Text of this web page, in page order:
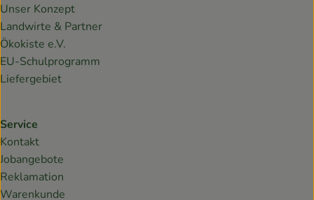
Unser Konzept
Landwirte & Partner
Ökokiste e.V.
EU-Schulprogramm
Liefergebiet
Service
Kontakt
Jobangebote
Reklamation
Warenkunde